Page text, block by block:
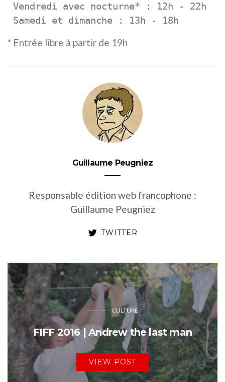
Vendredi avec nocturne* : 12h - 22h
Samedi et dimanche : 13h - 18h
* Entrée libre à partir de 19h
Guillaume Peugniez
Responsable édition web francophone :
Guillaume Peugniez
TWITTER
CULTURE
FIFF 2016 | Andrew the last man
VIEW POST